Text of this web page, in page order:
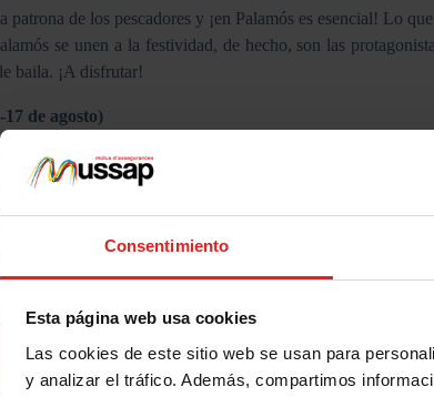
Consentimiento
Esta página web usa cookies
Las cookies de este sitio web se usan para
y analizar el tráfico. Además, compartimos
de los pescadores y ¡en Palamós es esencial! Lo
se unen a la festividad, de hecho, son las
baila. ¡A disfrutar!
de agosto)
y XVII, donde muchos pueblos catalanes se juntaban y
catalán que ha seguido con esta tradición y, no solo
Es precioso poder contemplar esta manera tan
catalanas tradicionales que no te puedes perder!